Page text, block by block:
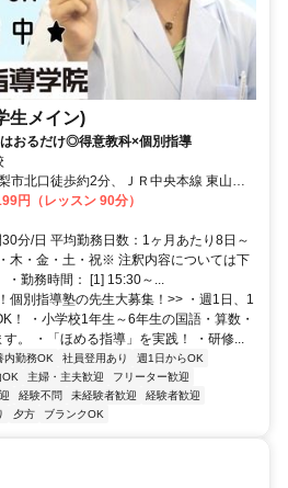
生メイン)
おるだけ◎得意教科×個別指導
市北口徒歩約2分、ＪＲ中央本線 東山梨
春日居町徒歩約38分 山梨市駅より徒歩2
円（レッスン 90分）
分/日 平均勤務日数：1ヶ月あたり8日～
木・金・土・祝※ 注釈内容については下
・勤務時間： [1] 15:30～...
個別指導塾の先生大募集！>> ・週1日、1
！ ・小学校1年生～6年生の国語・算数・
。 ・「ほめる指導」を実践！ ・研修...
内勤務OK 社員登用あり
週1日からOK
OK 主婦・主夫歓迎
フリーター歓迎
経験不問 未経験者歓迎
経験者歓迎
夕方 ブランクOK